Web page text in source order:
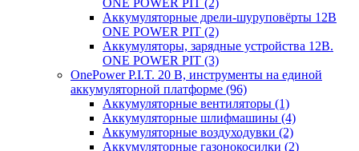
ONE POWER PIT (2)
Аккумуляторные дрели-шуруповёрты 12В
ONE POWER PIT (2)
Аккумуляторы, зарядные устройства 12В.
ONE POWER PIT (3)
OnePower P.I.T. 20 В, инструменты на единой
аккумуляторной платформе (96)
Аккумуляторные вентиляторы (1)
Аккумуляторные шлифмашины (4)
Аккумуляторные воздуходувки (2)
Аккумуляторные газонокосилки (2)